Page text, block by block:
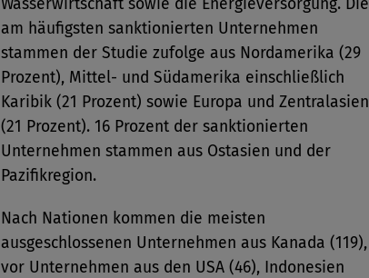
Wasserwirtschaft sowie die Energieversorgung. Die
am häufigsten sanktionierten Unternehmen
stammen der Studie zufolge aus Nordamerika (29
Prozent), Mittel- und Südamerika einschließlich
Karibik (21 Prozent) sowie Europa und Zentralasien
(21 Prozent). 16 Prozent der sanktionierten
Unternehmen stammen aus Ostasien und der
Pazifikregion.
Nach Nationen kommen die meisten
ausgeschlossenen Unternehmen aus Kanada (119),
vor Unternehmen aus den USA (46), Indonesien